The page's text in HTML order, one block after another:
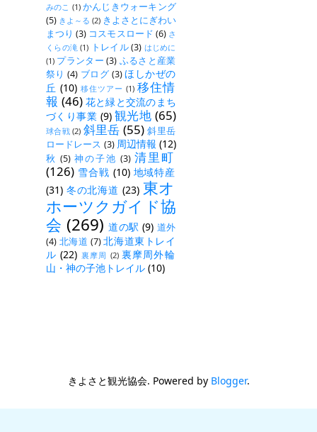
みのこ (1) かんじきウォーキング
(5) きよ～る (2) きよさとにぎわい
まつり (3) コスモスロード (6) さ
くらの滝 (1) トレイル(3) はじめに
(1) プランター (3) ふるさと産業
祭り (4) ブログ (3) ほしかぜの
丘 (10) 移住ツアー (1) 移住情
報 (46) 花と緑と交流のまち
づくり事業 (9) 観光地 (65)
球合戦 (2) 斜里岳 (55) 斜里岳
ロードレース (3) 周辺情報 (12)
秋 (5) 神の子池 (3) 清里町
(126) 雪合戦 (10) 地域特産
(31) 冬の北海道 (23) 東オ
ホーツクガイド協
会 (269) 道の駅 (9) 道外
(4) 北海道 (7) 北海道東トレイ
ル (22) 裏摩周 (2) 裏摩周外輪
山・神の子池トレイル (10)
きよさと観光協会. Powered by Blogger.